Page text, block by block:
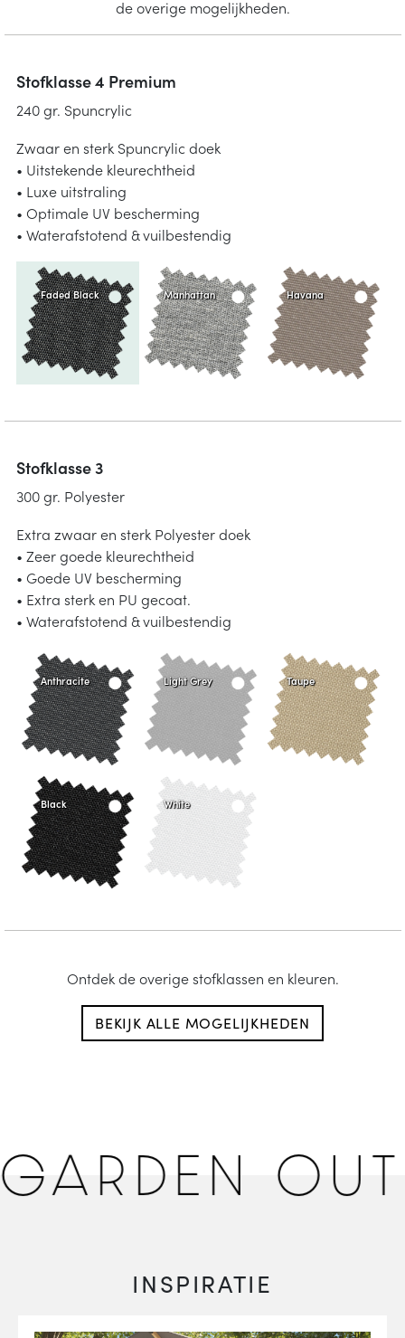
de overige mogelijkheden.
Stofklasse 4 Premium
240 gr. Spuncrylic
Zwaar en sterk Spuncrylic doek
• Uitstekende kleurechtheid
• Luxe uitstraling
• Optimale UV bescherming
• Waterafstotend & vuilbestendig
Faded Black Manhattan Havana
Stofklasse 3
300 gr. Polyester
Extra zwaar en sterk Polyester doek
• Zeer goede kleurechtheid
• Goede UV bescherming
• Extra sterk en PU gecoat.
• Waterafstotend & vuilbestendig
Anthracite Light Grey Taupe
Black White
Ontdek de overige stofklassen en kleuren.
BEKIJK ALLE MOGELIJKHEDEN
INSPIRATIE